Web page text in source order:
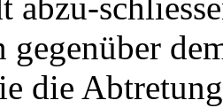
abzu-
gegenüber
die